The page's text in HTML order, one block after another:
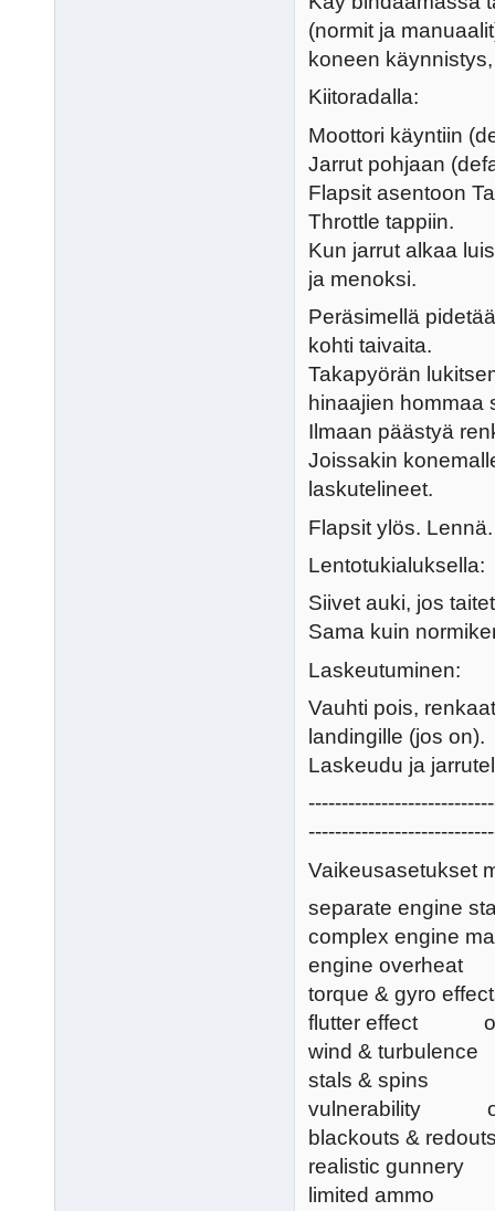
(normit ja
koneen
Kiitoradalla:
Moottori käyntiin
Jarrut pohjaan
Flapsit asentoon
Throttle tappiin.
Kun jarrut alkaa
ja menoksi.
Peräsimellä
kohti taivaita.
Takapyörän
hinaajien hommaa
Ilmaan päästyä
Joissakin
laskutelineet.
Flapsit ylös. Lennä.
Lentotukialuksella:
Siivet auki, jos
Sama kuin
Laskeutuminen:
Vauhti pois,
landingille (jos on).
Laskeudu ja
Vaikeusasetukset
separate engine
complex engine
engine
torque & gyro
flutter effect
wind &
stals & spins
vulnerability
blackouts &
realistic
limited ammo